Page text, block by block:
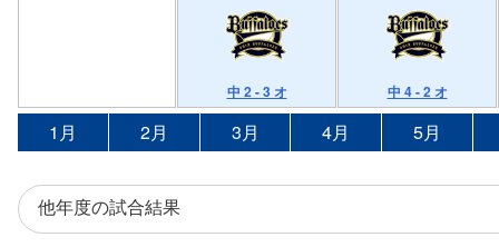
中 2 - 3 オ 中 4 - 2 オ
1月 2月 3月 4月 5月